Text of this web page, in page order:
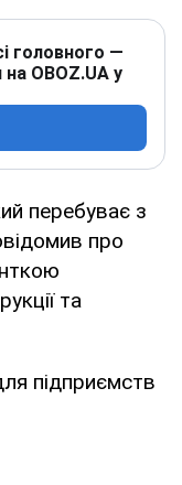
головного —
OBOZ.UA у
перебуває з
про
та
підприємств